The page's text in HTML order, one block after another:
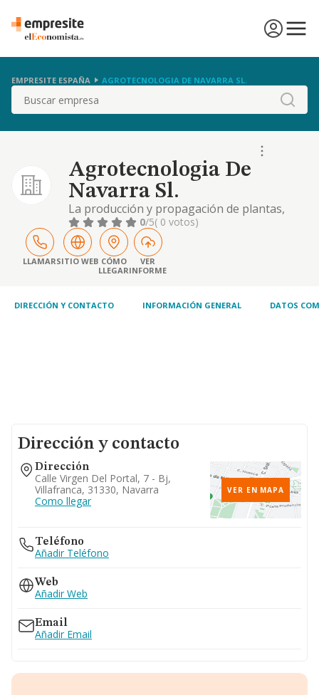
EMPRESITE ESPAÑA AGROTECNOLOGIA DE NAVARRA SL.
Buscar
Agrotecnologia De
Navarra Sl.
La producción y propagación de plantas,
hortalizas, frutas y verduras. el comercio al
por mayor de plantas, hortalizas, frutas,
verduras y semillas así como de abonos,
fertilizantes, sustratos y otros elementos
accesorios relacionados con la agricultura. y
0/5( 0 votos)
LLAMARSITIO WEB CÓMO
LLEGAR
VER
INFORME
DIRECCIÓN Y CONTACTO INFORMACIÓN GENERAL DATOS
Dirección y contacto
Dirección
Calle Virgen Del Portal, 7 - Bj,
Villafranca, 31330, Navarra
Como llegar
VER EN MAPA
Teléfono
Añadir Teléfono
Web
Añadir Web
Email
Añadir Email